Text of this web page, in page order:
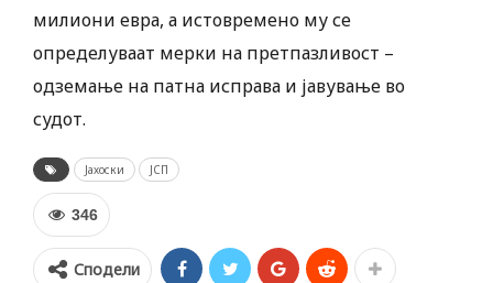
милиони евра, а истовремено му се
определуваат мерки на претпазливост –
одземање на патна исправа и јавување во
судот.
Јахоски ЈСП
346
Сподели